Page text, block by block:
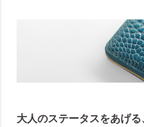
大人のステータスをあげ